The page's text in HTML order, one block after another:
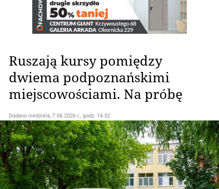
Ruszają kursy pomiędzy
dwiema podpoznańskimi
miejscowościami. Na próbę
Dodano niedziela, 7.06.2026 r., godz. 14.32